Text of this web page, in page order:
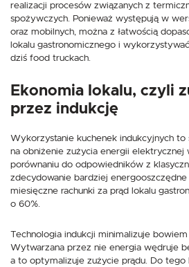
realizacji procesów związanych z
spożywczych. Ponieważ występują w
oraz mobilnych, można z łatwością
lokalu gastronomicznego i
dziś food truckach.
Ekonomia lokalu, czyli
przez indukcję
Wykorzystanie kuchenek indukcyjnych to
na obniżenie zużycia energii elektrycznej
porównaniu do odpowiedników z
zdecydowanie bardziej
miesięczne rachunki za prąd lokalu
o 60%.
Technologia indukcji minimalizuje bowiem
Wytwarzana przez nie energia wędruje
a to optymalizuje zużycie prądu. Do tego